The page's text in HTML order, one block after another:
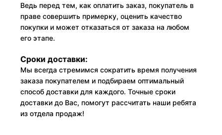
Ведь перед тем, как оплатить заказ, покупатель в
праве совершить примерку, оценить качество
покупки и может отказаться от заказа на любом
его этапе.
Сроки доставки:
Мы всегда стремимся сократить время получения
заказа покупателем и подбираем оптимальный
способ доставки для каждого. Точные сроки
доставки до Вас, помогут рассчитать наши ребята
из отдела продаж!